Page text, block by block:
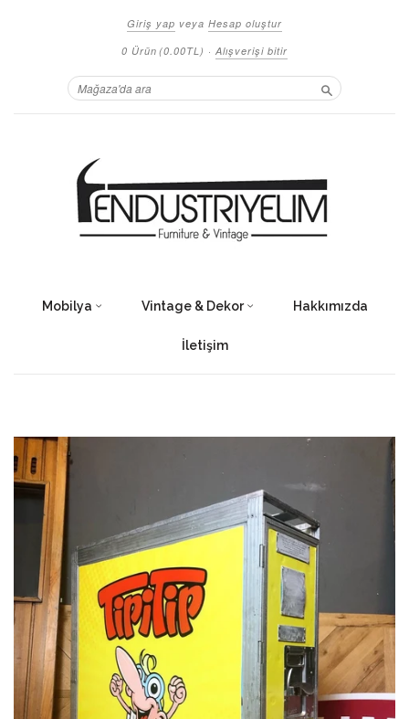
Giriş yap veya Hesap oluştur
0 Ürün (0.00TL) · Alışverişi bitir
Ara
Mobilya Vintage & Dekor Hakkımızda
İletişim